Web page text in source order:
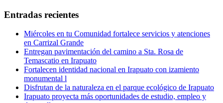
Entradas recientes
Miércoles en tu Comunidad fortalece servicios y atenciones
en Carrizal Grande
Entregan pavimentación del camino a Sta. Rosa de
Temascatio en Irapuato
Fortalecen identidad nacional en Irapuato con izamiento
monumental l
Disfrutan de la naturaleza en el parque ecológico de Irapuato
Irapuato proyecta más oportunidades de estudio, empleo y